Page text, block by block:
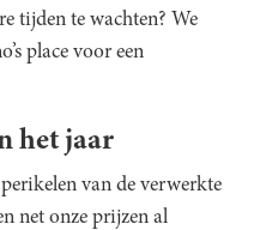
tijden te wachten? We
place voor een
het jaar
van de verwerkte
net onze prijzen al